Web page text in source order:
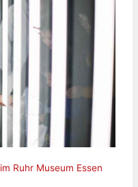
Ruhr Museum Essen